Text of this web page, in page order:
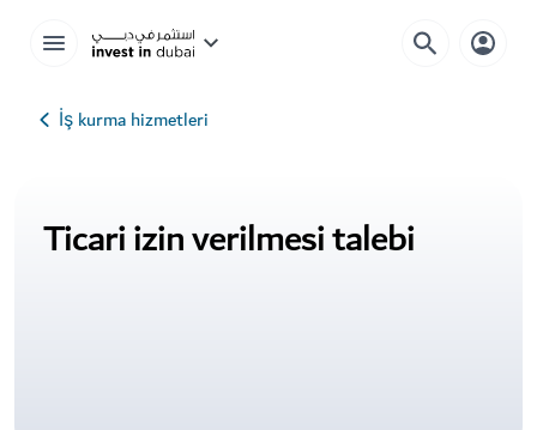
İş kurma hizmetleri
Ticari izin verilmesi talebi